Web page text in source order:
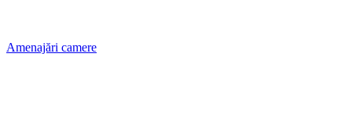
Amenajări camere